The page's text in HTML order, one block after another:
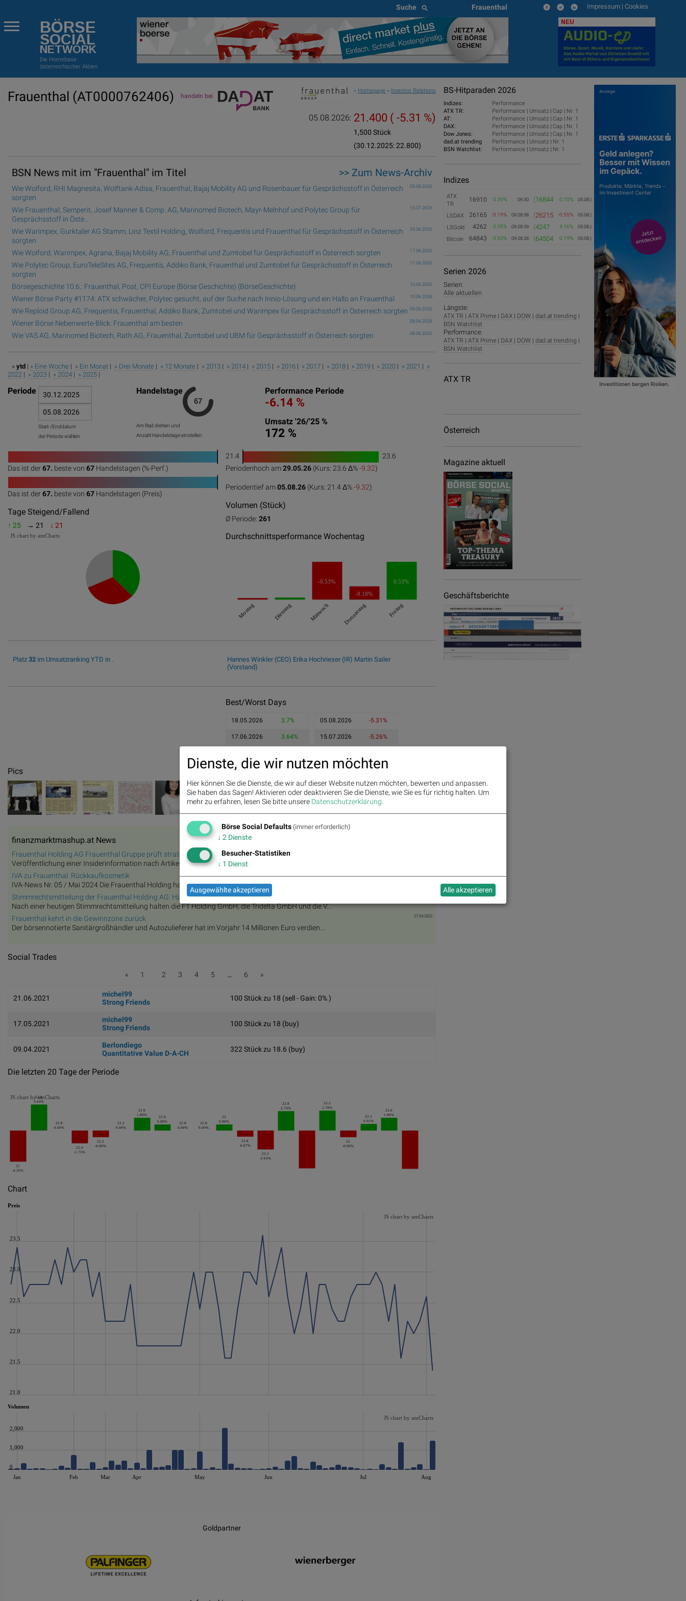
Suche Frauenthal Impressum | Cookies
BÖRSE
SOCIAL
NETWORK
Die Homebase
österreichischer Aktien
NEU
Frauenthal (AT0000762406) handeln bei
» Homepage » Investor Relations
05.08.2026: 21.400 ( -5.31 %)
1,500 Stück
(30.12.2025: 22.800)
BSN News mit im "Frauenthal" im Titel >> Zum News-Archiv
05.08.2026
Wie Wolford, RHI Magnesita, Wolftank-Adisa, Frauenthal, Bajaj Mobility AG und Rosenbauer für Gesprächsstoff in Österreich
sorgten
15.07.2026
Wie Frauenthal, Semperit, Josef Manner & Comp. AG, Marinomed Biotech, Mayr-Melnhof und Polytec Group für
Gesprächsstoff in Öste...
29.06.2026
Wie Warimpex, Gurktaler AG Stamm, Linz Textil Holding, Wolford, Frequentis und Frauenthal für Gesprächsstoff in Österreich
sorgten
17.06.2026
Wie Wolford, Warimpex, Agrana, Bajaj Mobility AG, Frauenthal und Zumtobel für Gesprächsstoff in Österreich sorgten
11.06.2026
Wie Polytec Group, EuroTeleSites AG, Frequentis, Addiko Bank, Frauenthal und Zumtobel für Gesprächsstoff in Österreich
sorgten
10.06.2026
Börsegeschichte 10.6.: Frauenthal, Post, CPI Europe (Börse Geschichte) (BörseGeschichte)
10.06.2026
Wiener Börse Party #1174: ATX schwächer, Polytec gesucht, auf der Suche nach Innio-Lösung und ein Hallo an Frauenthal
09.06.2026
Wie Reploid Group AG, Frequentis, Frauenthal, Addiko Bank, Zumtobel und Warimpex für Gesprächsstoff in Österreich sorgten
08.06.2026
Wiener Börse Nebenwerte-Blick: Frauenthal am besten
08.06.2026
Wie VAS AG, Marinomed Biotech, Rath AG, Frauenthal, Zumtobel und UBM für Gesprächsstoff in Österreich sorgten
» ytd | » Eine Woche | » Ein Monat | » Drei Monate | » 12 Monate | » 2013 | » 2014 | » 2015 | » 2016 | » 2017 | » 2018 | » 2019 | » 2020 | » 2021 | »
2022 | » 2023 | » 2024 | » 2025 |
Periode
Start-/Enddatum
der Periode wählen
Handelstage
Am Rad drehen und
Anzahl Handelstage einstellen
Performance Periode
-6.14 %
Umsatz '26/'25 %
172 %
60 100
Das ist der67. beste von 67 Handelstagen (%-Perf.)
60
Das ist der67. beste von 67 Handelstagen (Preis)
Tage Steigend/Fallend
↑ 25 → 21 ↓ 21
JS chart by amCharts
21.4
1
50 100
23.6
Periodenhoch am29.05.26 (Kurs: 23.6 Δ%-9.32)
Periodentief am05.08.26 (Kurs: 21.4 Δ%-9.32)
Volumen (Stück)
Ø Periode:261
Durchschnittsperformance Wochentag
-0.53%
-0.18%
0.53%
Montag Dienstag Mittwoch Donnerstag Freitag
Platz 32 im Umsatzranking YTD in . Hannes Winkler (CEO) Erika Hochrieser (IR) Martin Sailer
(Vorstand)
Best/Worst Days
18.05.2026 3.7%
17.06.2026 3.64%
05.08.2026 -5.31%
15.07.2026 -5.26%
Pics
finanzmarktmashup.at News
Frauenthal Holding AG Frauenthal Gruppe prüft strategische Optionen für Automotive-Division
Veröffentlichung einer Insiderinformation nach Artikel 17 der Verordnung (EU) Nr. 596/2014 Die Fr...
IVA zu Frauenthal: Rückkaufkosmetik
IVA-News Nr. 05 / Mai 2024 Die Frauenthal Holding hat am 26. April die Details zum angekündigten ...
Stimmrechtsmitteilung der Frauenthal Holding AG: Hannes Winkler kontrolliert nunmehr 81,18 % der ...
Nach einer heutigen Stimmrechtsmitteilung halten die FT Holding GmbH, die Tridelta GmbH und die V...
27.04.2022
Frauenthal kehrt in die Gewinnzone zurück
Der börsennotierte Sanitärgroßhändler und Autozulieferer hat im Vorjahr 14 Millionen Euro verdien...
Social Trades
« 1 2 3 4 5 … 6 »
21.06.2021
michel99
Strong Friends
100 Stück zu 18 (sell - Gain: 0% )
17.05.2021
michel99
Strong Friends
100 Stück zu 18 (buy)
09.04.2021
Berlondiego
Quantitative Value D-A-CH
322 Stück zu 18.6 (buy)
Die letzten 20 Tage der Periode
22
-4.35%
22.8
3.64%
22.8
0.00%
22.4
-1.75%
22.2
-0.89%
22.2
0.00%
22.6
1.80%
22.8
0.88%
22.8
0.00%
22.8
0.00%
23
0.88%
22.8
-0.87%
22.2
-2.63%
22.8
2.70%
22.2
2.78%
22
-0.90%
22.2
0.91%
22.6
1.80%
JS chart by amCharts
Chart
Preis
21.0
21.5
22.0
22.5
23.0
23.5
JS chart by amCharts
Volumen
Jan Feb Mar Apr May Jun Jul Aug
0
1,000
2,000
JS chart by amCharts
Goldpartner
BS-Hitparaden 2026
Indizes:
Performance
ATX TR:
Performance | Umsatz |Cap | Nr. 1
AT:
Performance | Umsatz |Cap | Nr. 1
DAX:
Performance | Umsatz |Cap | Nr. 1
Dow Jones:
Performance | Umsatz |Cap | Nr. 1
dad.at trending
Performance | Umsatz | Nr. 1
BSN Watchlist:
Performance | Umsatz | Nr. 1
Indizes
ATX
TR
16910 0.39% 09:30 (16844 0.70% 05.08.)
LSDAX 26165 -0.19% 09:28:38 (26215 -0.55% 05.08.)
LSGold 4262 0.35% 09:28:39 (4247 4.16% 05.08.)
Bitcoin 64843 0.53% 09:28:28 (64504 0.19% 05.08.)
Serien 2026
Serien:
Alle aktuellen
Längste:
ATX TR |ATX Prime | DAX | DOW |dad.at trending |
BSN Watchlist
Performance:
ATX TR |ATX Prime | DAX | DOW |dad.at trending |
BSN Watchlist
ATX TR
Österreich
Magazine aktuell
Geschäftsberichte
Dienste, die wir nutzen möchten
Hier können Sie die Dienste, die wir auf dieser Website nutzen möchten, bewerten und anpassen.
Sie haben das Sagen! Aktivieren oder deaktivieren Sie die Dienste, wie Sie es für richtig halten. Um
mehr zu erfahren, lesen Sie bitte unsere Datenschutzerklärung
Börse Social Defaults (immer erforderlich)
↓ 2 Dienste
Besucher-Statistiken
↓ 1 Dienst
Ausgewählte akzeptieren Alle akzeptieren